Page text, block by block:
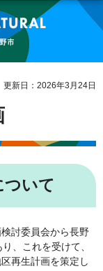
野市
更新日：2026年3月24日
ついて
討委員会から長野
、これを受けて、
再生計画を策定し